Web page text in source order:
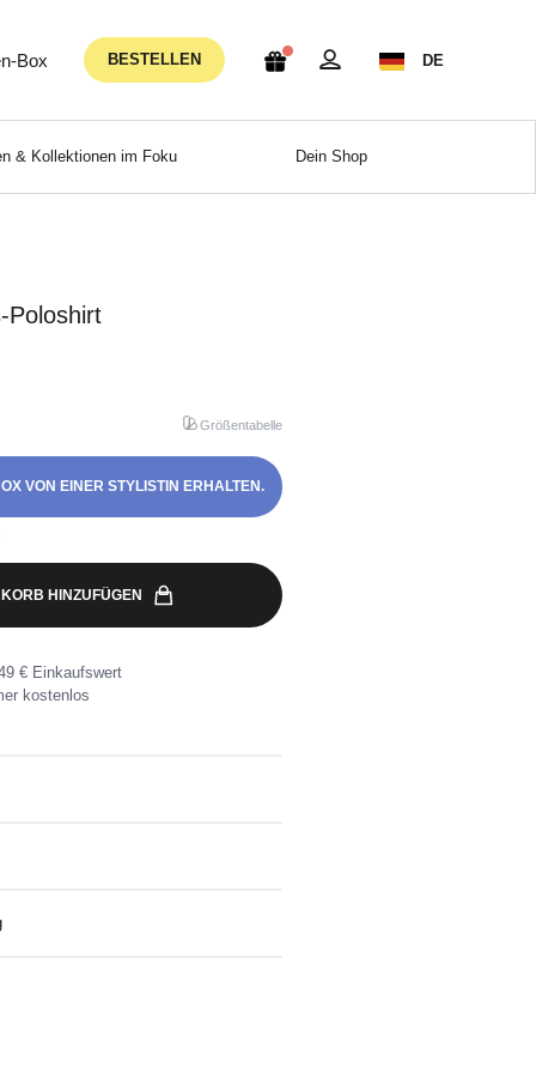
Box BESTELLEN DE
& Kollektionen im Foku Dein Shop
Poloshirt
Größentabelle
VON EINER STYLISTIN ERHALTEN.
HINZUFÜGEN
€ Einkaufswert
kostenlos